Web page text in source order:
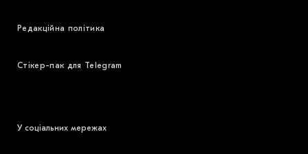
Редакційна політика
Стікер-пак для Telegram
У соціальних мережах